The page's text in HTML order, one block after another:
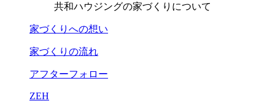
共和ハウジングの家づくりについて
家づくりへの想い
家づくりの流れ
アフターフォロー
ZEH